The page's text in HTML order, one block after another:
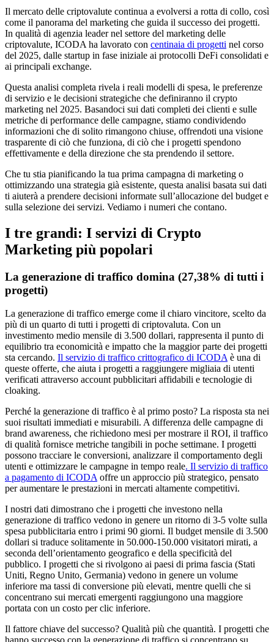
Il mercato delle criptovalute continua a evolversi a rotta di collo, così
come il panorama del marketing che guida il successo dei progetti.
In qualità di agenzia leader nel settore del marketing delle
criptovalute, ICODA ha lavorato con centinaia di progetti nel corso
del 2025, dalle startup in fase iniziale ai protocolli DeFi consolidati e
ai principali exchange.
Questa analisi completa rivela i reali modelli di spesa, le preferenze
di servizio e le decisioni strategiche che definiranno il crypto
marketing nel 2025. Basandoci sui dati completi dei clienti e sulle
metriche di performance delle campagne, stiamo condividendo
informazioni che di solito rimangono chiuse, offrendoti una visione
trasparente di ciò che funziona, di ciò che i progetti spendono
effettivamente e della direzione che sta prendendo il settore.
Che tu stia pianificando la tua prima campagna di marketing o
ottimizzando una strategia già esistente, questa analisi basata sui dati
ti aiuterà a prendere decisioni informate sull’allocazione del budget e
sulla selezione dei servizi. Vediamo i numeri che contano.
I tre grandi: I servizi di Crypto
Marketing più popolari
La generazione di traffico domina (27,38% di tutti i
progetti)
La generazione di traffico emerge come il chiaro vincitore, scelto da
più di un quarto di tutti i progetti di criptovaluta. Con un
investimento medio mensile di 3.500 dollari, rappresenta il punto di
equilibrio tra economicità e impatto che la maggior parte dei progetti
sta cercando. Il servizio di traffico crittografico di ICODA è una di
queste offerte, che aiuta i progetti a raggiungere migliaia di utenti
verificati attraverso account pubblicitari affidabili e tecnologie di
cloaking.
Perché la generazione di traffico è al primo posto? La risposta sta nei
suoi risultati immediati e misurabili. A differenza delle campagne di
brand awareness, che richiedono mesi per mostrare il ROI, il traffico
di qualità fornisce metriche tangibili in poche settimane. I progetti
possono tracciare le conversioni, analizzare il comportamento degli
utenti e ottimizzare le campagne in tempo reale. Il servizio di traffico
a pagamento di ICODA offre un approccio più strategico, pensato
per aumentare le prestazioni in mercati altamente competitivi.
I nostri dati dimostrano che i progetti che investono nella
generazione di traffico vedono in genere un ritorno di 3-5 volte sulla
spesa pubblicitaria entro i primi 90 giorni. Il budget mensile di 3.500
dollari si traduce solitamente in 50.000-150.000 visitatori mirati, a
seconda dell’orientamento geografico e della specificità del
pubblico. I progetti che si rivolgono ai paesi di prima fascia (Stati
Uniti, Regno Unito, Germania) vedono in genere un volume
inferiore ma tassi di conversione più elevati, mentre quelli che si
concentrano sui mercati emergenti raggiungono una maggiore
portata con un costo per clic inferiore.
Il fattore chiave del successo? Qualità più che quantità. I progetti che